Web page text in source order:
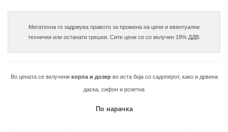
Мегатехна го задржува правото за промена на цени и евентуални
Во цената се вклучени корпа и дозерво иста боја со садоперот, како и дрвена
даска, сифон и розетна
По нарачка